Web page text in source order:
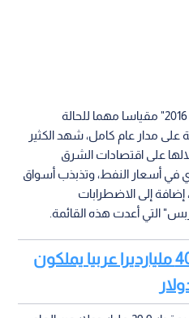
وتمثل قائمة "الأثرياء العرب لعام 2016" مقياسا مهما للحالة
على مدار عام كامل، شهد الكثير
على اقتصادات الشرق
في أسعار النفط، وتذبذب أسواق
إضافة إلى الاضطرابات
التي أعدت هذه القائمة.
إقرأ أيضا: "فوربس": 40 مليارديرا عربيا يملكون